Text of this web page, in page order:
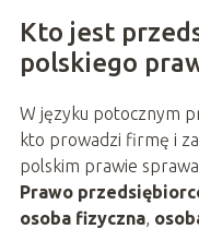
Kto jest
polskiego
W języku potocznym
kto prowadzi firmę i
polskim prawie
Prawo
osoba fizyczna,